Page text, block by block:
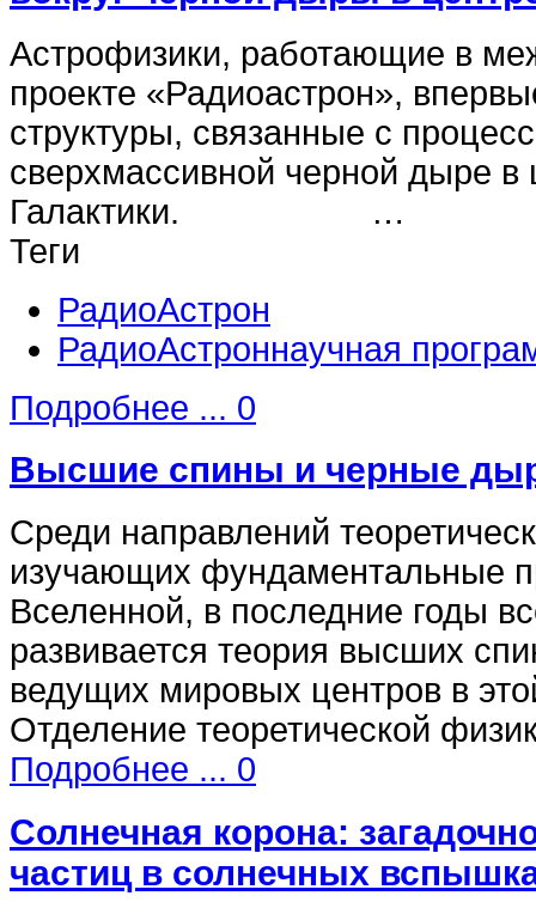
Астрофизики, работающие в
проекте «Радиоастрон»,
структуры, связанные с
сверхмассивной черной дыре в
Галактики. …
Теги
РадиоАстрон
РадиоАстроннаучная
Подробнее ... 0
Высшие спины и черные
Среди направлений
изучающих фундаментальные
Вселенной, в последние годы
развивается теория высших
ведущих мировых центров в
Отделение теоретической
Подробнее ... 0
Солнечная корона:
частиц в солнечных